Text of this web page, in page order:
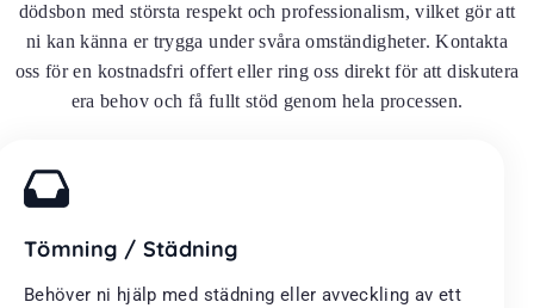
dödsbon med största respekt och professionalism, vilket gör att
ni kan känna er trygga under svåra omständigheter. Kontakta
oss för en kostnadsfri offert eller ring oss direkt för att diskutera
era behov och få fullt stöd genom hela processen.
Tömning / Städning
Behöver ni hjälp med städning eller avveckling av ett